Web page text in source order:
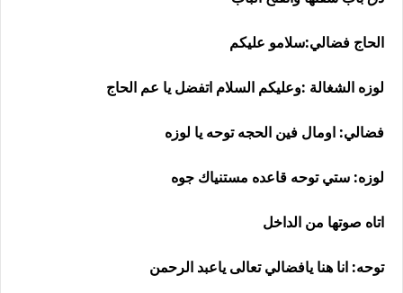
الحاج فضالي:سلامو عليكم
لوزه الشغالة :وعليكم السلام اتفضل يا عم الحاج
فضالي: اومال فين الحجه توحه يا لوزه
لوزه: ستي توحه قاعده مستنياك جوه
اتاه صوتها من الداخل
توحه: انا هنا يافضالي تعالى ياعبد الرحمن